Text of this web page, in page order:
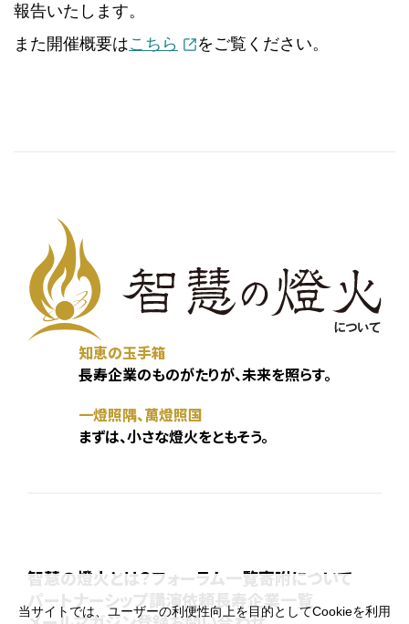
報告いたします。
また開催概要はこちら をご覧ください。
知恵の玉手箱
長寿企業のものがたりが、未来を照らす。
一燈照隅、萬燈照国
まずは、小さな燈火をともそう。
智慧の燈火とは？フォーラム一覧寄附について
パートナーシップ講演依頼長寿企業一覧
当サイトでは、ユーザーの利便性向上を目的としてCookieを利用